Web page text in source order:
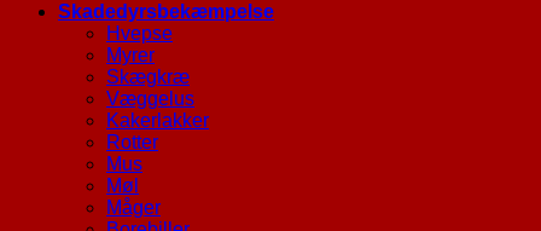
Skadedyrsbekæmpelse
Hvepse
Myrer
Skægkræ
Væggelus
Kakerlakker
Rotter
Mus
Møl
Måger